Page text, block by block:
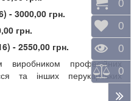
- 3000,00 грн.
грн.
) - 2550,00 грн.
виробником професійних
та інших перукарських
0
0
0
0